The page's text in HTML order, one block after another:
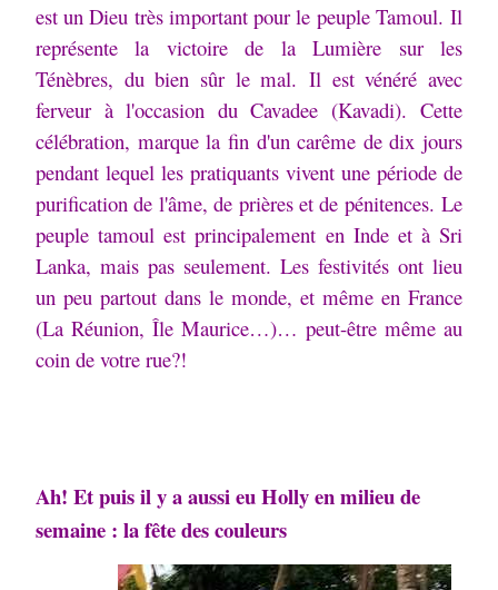
est un Dieu très important pour le peuple Tamoul. Il
représente la victoire de la Lumière sur les
Ténèbres, du bien sûr le mal. Il est vénéré avec
ferveur à l'occasion du Cavadee (Kavadi). Cette
célébration, marque la fin d'un carême de dix jours
pendant lequel les pratiquants vivent une période de
purification de l'âme, de prières et de pénitences. Le
peuple tamoul est principalement en Inde et à Sri
Lanka, mais pas seulement.Les festivités ont lieu
un peu partout dans le monde, et même en France
(La Réunion, Île Maurice…)… peut-être même au
coin de votre rue?!
Ah! Et puis il y a aussi eu Holly en milieu de
semaine : la fête des couleurs